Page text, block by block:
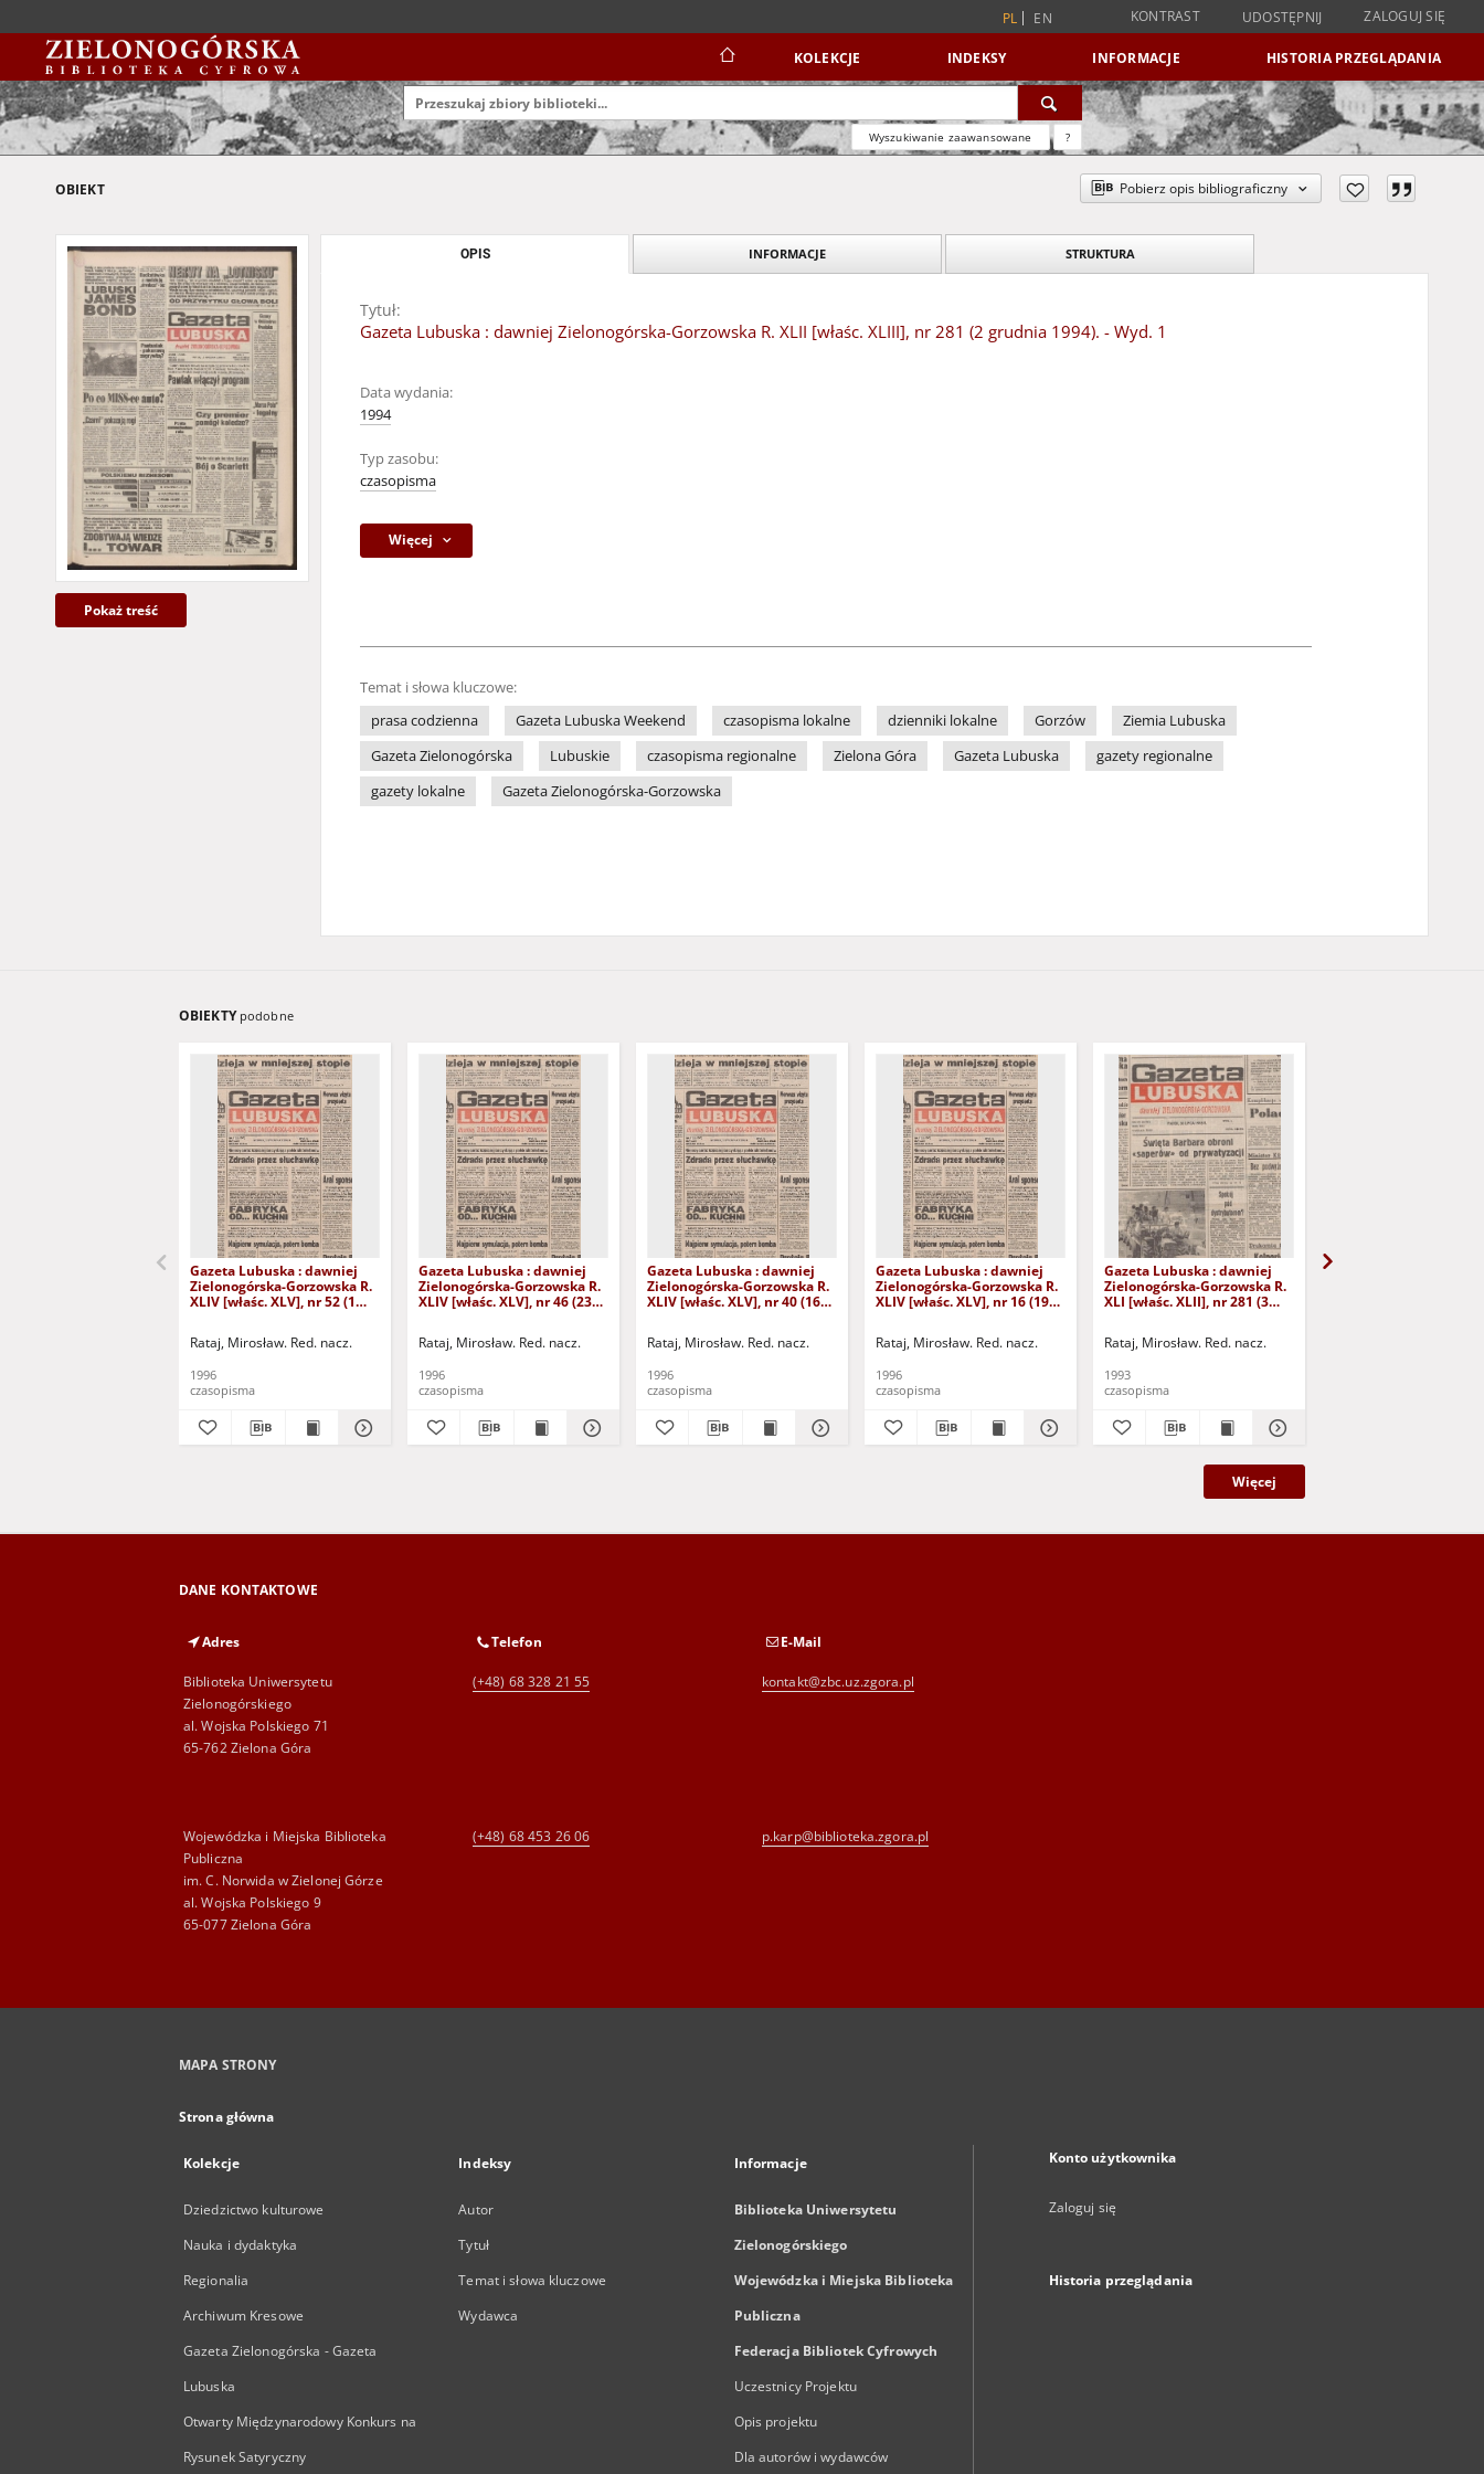
PL EN KONTRAST UDOSTĘPNIJ ZALOGUJ SIĘ
KOLEKCJE INDEKSY INFORMACJE HISTORIA PRZEGLĄDANIA
Wyszukiwanie zaawansowane ?
OBIEKT Pobierz opis bibliograficzny
Pokaż treść
OPIS INFORMACJE STRUKTURA
Tytuł:
Gazeta Lubuska : dawniej Zielonogórska-Gorzowska R. XLII [właśc. XLIII], nr 281 (2 grudnia 1994). - Wyd. 1
Data wydania:
1994
Typ zasobu:
czasopisma
Więcej
Temat i słowa kluczowe:
prasa codzienna
Gazeta Lubuska Weekend czasopisma lokalne dzienniki lokalne Gorzów
Ziemia Lubuska
Gazeta Zielonogórska
Lubuskie czasopisma regionalne Zielona Góra Gazeta Lubuska
gazety regionalne
gazety lokalne
Gazeta Zielonogórska-Gorzowska
OBIEKTY podobne
Gazeta Lubuska : dawniej
Zielonogórska-Gorzowska R.
XLIV [właśc. XLV], nr 52 (1
Rataj, Mirosław. Red. nacz.
1996
czasopisma
Gazeta Lubuska : dawniej
Zielonogórska-Gorzowska R.
XLIV [właśc. XLV], nr 46 (23
Rataj, Mirosław. Red. nacz.
1996
czasopisma
Gazeta Lubuska : dawniej
Zielonogórska-Gorzowska R.
XLIV [właśc. XLV], nr 40 (16
Rataj, Mirosław. Red. nacz.
1996
czasopisma
Gazeta Lubuska : dawniej
Zielonogórska-Gorzowska R.
XLIV [właśc. XLV], nr 16 (19
Rataj, Mirosław. Red. nacz.
1996
czasopisma
Gazeta Lubuska : dawniej
Zielonogórska-Gorzowska R.
XLI [właśc. XLII], nr 281 (3
Rataj, Mirosław. Red. nacz.
1993
czasopisma
Więcej
DANE KONTAKTOWE
Adres
Biblioteka Uniwersytetu
Zielonogórskiego
al. Wojska Polskiego 71
65-762 Zielona Góra
Telefon
(+48) 68 328 21 55
E-Mail
kontakt@zbc.uz.zgora.pl
Wojewódzka i Miejska Biblioteka
Publiczna
im. C. Norwida w Zielonej Górze
al. Wojska Polskiego 9
65-077 Zielona Góra
(+48) 68 453 26 06 p.karp@biblioteka.zgora.pl
MAPA STRONY
Strona główna
Kolekcje
Dziedzictwo kulturowe
Nauka i dydaktyka
Regionalia
Archiwum Kresowe
Gazeta Zielonogórska - Gazeta
Lubuska
Otwarty Międzynarodowy Konkurs na
Rysunek Satyryczny
Indeksy
Autor
Tytuł
Temat i słowa kluczowe
Wydawca
Informacje
Biblioteka Uniwersytetu
Zielonogórskiego
Wojewódzka i Miejska Biblioteka
Publiczna
Federacja Bibliotek Cyfrowych
Uczestnicy Projektu
Opis projektu
Dla autorów i wydawców
Konto użytkownika
Zaloguj się
Historia przeglądania